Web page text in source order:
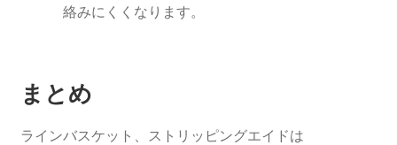
絡みにくくなります。
まとめ
ラインバスケット、ストリッピングエイドは